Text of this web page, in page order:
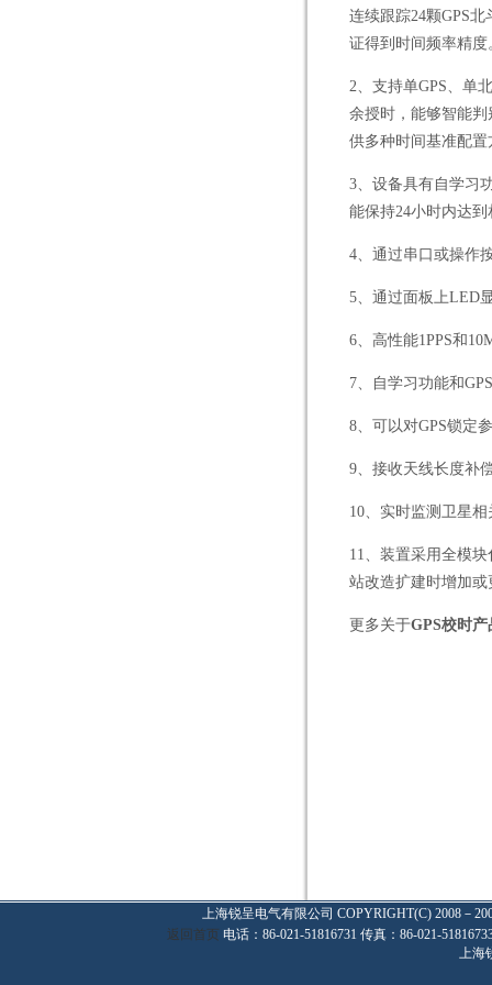
连续跟踪24颗GPS
证得到时间频率精度
2、支持单GPS、单
余授时，能够智能
供多种时间基准配置
3、设备具有自学习
能保持24小时内达
4、通过串口或操作
5、通过面板上LED
6、高性能1PPS和
7、自学习功能和
8、可以对GPS锁定
9、接收天线长度补
10、实时监测卫星
11、装置采用全模
站改造扩建时增加
更多关于GPS校时产
上海锐呈电气有限公司 COPYRIGHT(C) 2008－
返回首页 电话：86-021-51816731 传真：86-021-
上海